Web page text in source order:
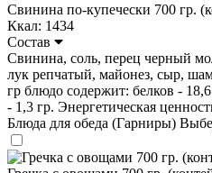
Свинина по-купечески 700 гр.
Ккал: 1434
Состав
Свинина, соль, перец черный
лук репчатый, майонез, сыр,
гр блюдо содержит: белков -
- 1,3 гр. Энергетическая
Блюда для обеда (Гарниры)